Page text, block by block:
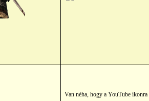
Van néha, hogy a YouTube